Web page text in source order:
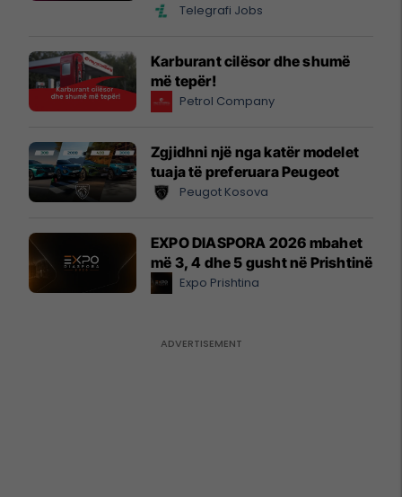
Telegrafi Jobs
Karburant cilësor dhe shumë
më tepër!
Petrol Company
Zgjidhni një nga katër modelet
tuaja të preferuara Peugeot
Peugot Kosova
EXPO DIASPORA 2026 mbahet
më 3, 4 dhe 5 gusht në Prishtinë
Expo Prishtina